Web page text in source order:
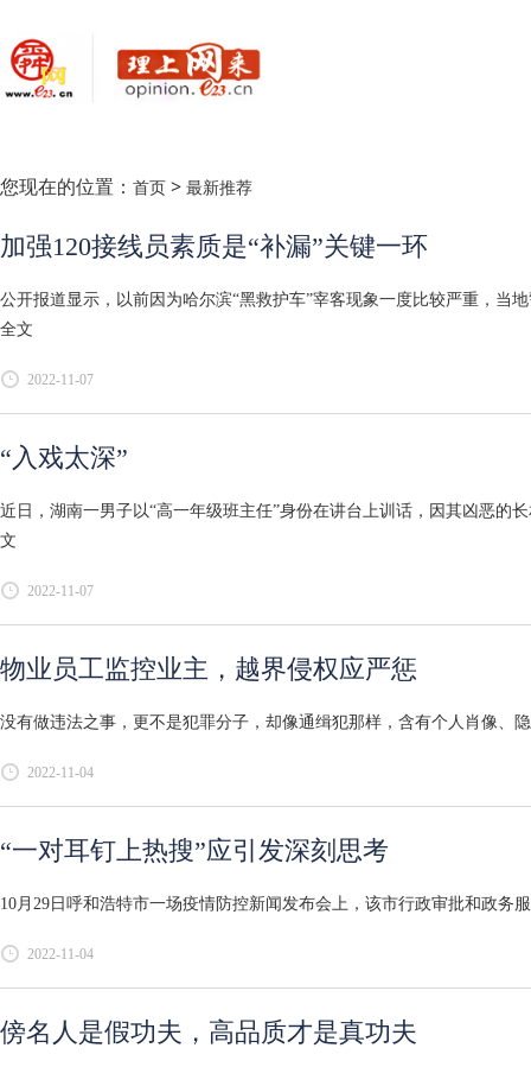
您现在的位置： 首页 > 最新推荐
加强120接线员素质是“补漏”关键一环
公开报道显示，以前因为哈尔滨“黑救护车”宰客现象一度比较严重，当
全文
2022-11-07
“入戏太深”
近日，湖南一男子以“高一年级班主任”身份在讲台上训话，因其凶恶的
文
2022-11-07
物业员工监控业主，越界侵权应严惩
没有做违法之事，更不是犯罪分子，却像通缉犯那样，含有个人肖像、
2022-11-04
“一对耳钉上热搜”应引发深刻思考
10月29日呼和浩特市一场疫情防控新闻发布会上，该市行政审批和政务
2022-11-04
傍名人是假功夫，高品质才是真功夫